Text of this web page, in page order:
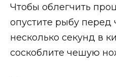
Чтобы облегчить
опустите рыбу перед
несколько секунд в
соскоблите чешую